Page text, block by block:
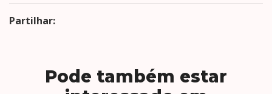
Partilhar:
Pode também estar